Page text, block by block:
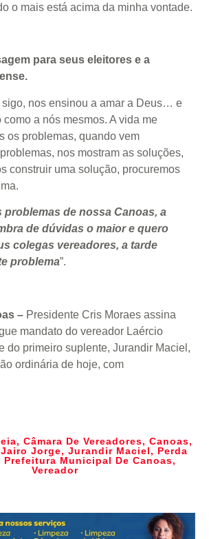
o mais está acima da minha vontade.
para seus eleitores e a
sigo, nos ensinou a amar a Deus… e
a nós mesmos. A vida me
os problemas, quando vem
nos mostram as soluções,
construir uma solução, procuremos
problemas de nossa Canoas, a
de dúvidas o maior e quero
colegas vereadores, a tarde
problema”.
– Presidente Cris Moraes assina
mandato do vereador Laércio
do primeiro suplente, Jurandir Maciel,
ordinária de hoje, com
, Câmara De Vereadores, Canoas,
Jairo Jorge, Jurandir Maciel, Perda
Prefeitura Municipal De Canoas,
Vereador